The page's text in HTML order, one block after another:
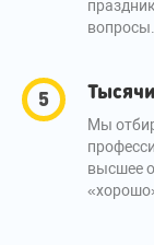
вопросы.
Мы
высшее